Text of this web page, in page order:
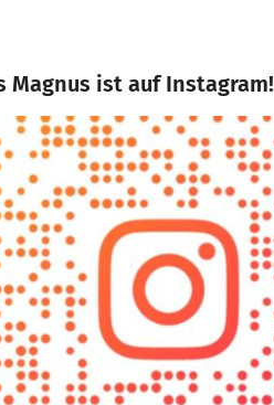
Magnus ist auf Instagram!